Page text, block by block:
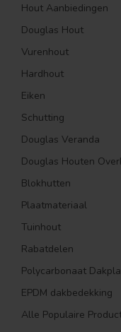
Hout Aanbiedingen
Douglas Hout
Vurenhout
Hardhout
Eiken
Schutting
Douglas Veranda
Douglas Houten
Blokhutten
Plaatmateriaal
Tuinhout
Rabatdelen
Polycarbonaat
EPDM dakbedekking
Alle Populaire